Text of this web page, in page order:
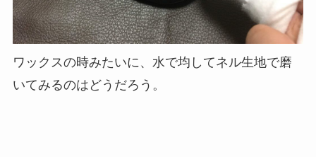
ワックスの時みたいに、水で均してネル生地で磨
いてみるのはどうだろう。